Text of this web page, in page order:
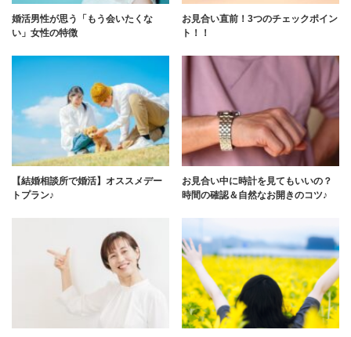
婚活男性が思う「もう会いたくな
い」女性の特徴
お見合い直前！3つのチェックポイン
ト！！
【結婚相談所で婚活】オススメデー
トプラン♪
お見合い中に時計を見てもいいの？
時間の確認＆自然なお開きのコツ♪